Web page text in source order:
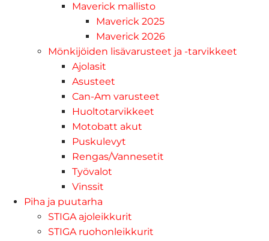
Maverick mallisto
Maverick 2025
Maverick 2026
Mönkijöiden lisävarusteet ja -tarvikkeet
Ajolasit
Asusteet
Can-Am varusteet
Huoltotarvikkeet
Motobatt akut
Puskulevyt
Rengas/Vannesetit
Työvalot
Vinssit
Piha ja puutarha
STIGA ajoleikkurit
STIGA ruohonleikkurit